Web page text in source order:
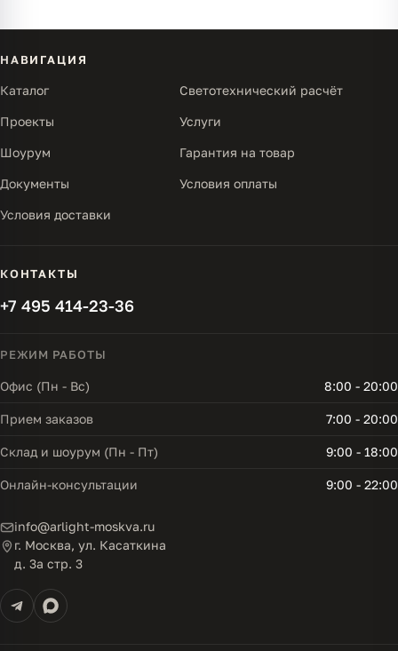
НАВИГАЦИЯ
Каталог Светотехнический расчёт
Проекты Услуги
Шоурум Гарантия на товар
Документы Условия оплаты
Условия доставки
КОНТАКТЫ
+7 495 414-23-36
РЕЖИМ РАБОТЫ
Офис (Пн - Вс) 8:00 - 20:00
Прием заказов 7:00 - 20:00
Склад и шоурум (Пн - Пт) 9:00 - 18:00
Онлайн-консультации 9:00 - 22:00
info@arlight-moskva.ru
г. Москва, ул. Касаткина
д. 3а стр. 3